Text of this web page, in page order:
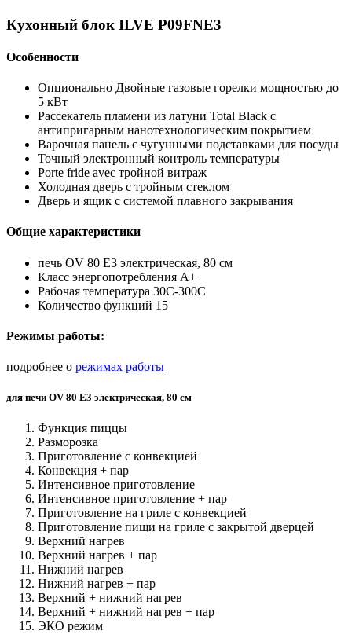
Кухонный блок ILVE P09FNE3
Особенности
Опционально Двойные газовые горелки мощностью до
5 кВт
Рассекатель пламени из латуни Total Black с
антипригарным нанотехнологическим покрытием
Варочная панель с чугунными подставками для посуды
Точный электронный контроль температуры
Porte fride avec тройной витраж
Холодная дверь с тройным стеклом
Дверь и ящик с системой плавного закрывания
Общие характеристики
печь OV 80 E3 электрическая, 80 см
Класс энергопотребления А+
Рабочая температура 30C-300C
Количество функций 15
Режимы работы:
подробнее о режимах работы
для печи OV 80 E3 электрическая, 80 см
Функция пиццы
Разморозка
Приготовление с конвекцией
Конвекция + пар
Интенсивное приготовление
Интенсивное приготовление + пар
Приготовление на гриле с конвекцией
Приготовление пищи на гриле с закрытой дверцей
Верхний нагрев
Верхний нагрев + пар
Нижний нагрев
Нижний нагрев + пар
Верхний + нижний нагрев
Верхний + нижний нагрев + пар
ЭКО режим